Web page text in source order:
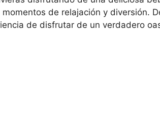
de relajación y diversión.
de disfrutar de un verdadero